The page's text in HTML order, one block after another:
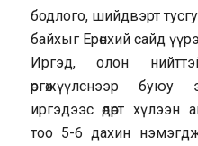
бодлого, шийдвэрт
байхыг Ерөнхий сайд
Иргэд, олон
өргөжүүлснээр
иргэдээс өдөрт хүлээн
тоо 5-6 дахин